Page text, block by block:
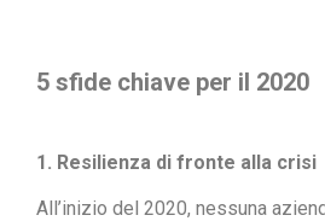
5 sfide chiave per il 2020
1. Resilienza di fronte alla crisi
All’inizio del 2020, nessuna